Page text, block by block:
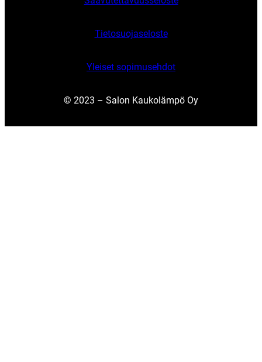
Tietosuojaseloste
Yleiset sopimusehdot
© 2023 – Salon Kaukolämpö Oy